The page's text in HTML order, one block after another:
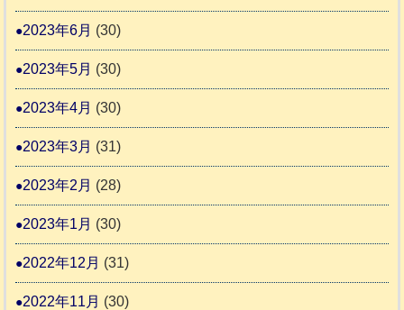
2023年6月 (30)
2023年5月 (30)
2023年4月 (30)
2023年3月 (31)
2023年2月 (28)
2023年1月 (30)
2022年12月 (31)
2022年11月 (30)